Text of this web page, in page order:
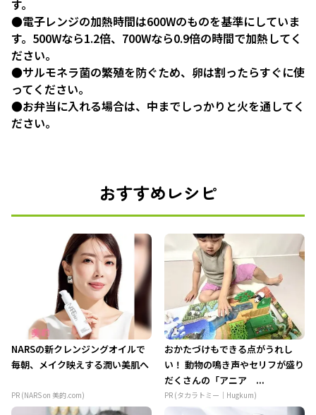
す。
●電子レンジの加熱時間は600Wのものを基準にしていま
す。500Wなら1.2倍、700Wなら0.9倍の時間で加熱してく
ださい。
●サルモネラ菌の繁殖を防ぐため、卵は割ったらすぐに使
ってください。
●お弁当に入れる場合は、中までしっかりと火を通してく
ださい。
おすすめレシピ
NARSの新クレンジングオイルで
毎朝、メイク映えする潤い美肌へ
PR (NARS on 美的.com)
おかたづけもできる点がうれし
い！ 動物の鳴き声やセリフが盛り
だくさんの「アニア ...
PR (タカラトミー｜Hugkum)